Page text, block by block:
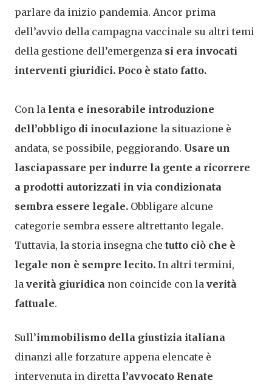
parlare da inizio pandemia. Ancor prima
dell’avvio della campagna vaccinale su altri temi
della gestione dell’emergenza si era invocati
interventi giuridici. Poco è stato fatto.
Con la lenta e inesorabile introduzione
dell’obbligo di inoculazione la situazione è
andata, se possibile, peggiorando. Usare un
lasciapassare per indurre la gente a ricorrere
a prodotti autorizzati in via condizionata
sembra essere legale. Obbligare alcune
categorie sembra essere altrettanto legale.
Tuttavia, la storia insegna che tutto ciò che è
legale non è sempre lecito. In altri termini,
la verità giuridica non coincide con la verità
fattuale.
Sull’immobilismo della giustizia italiana
dinanzi alle forzature appena elencate è
intervenuta in diretta l’avvocato Renate